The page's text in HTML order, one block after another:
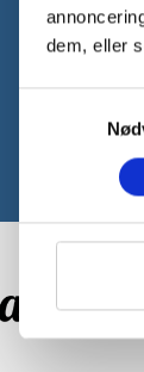
dem, eller